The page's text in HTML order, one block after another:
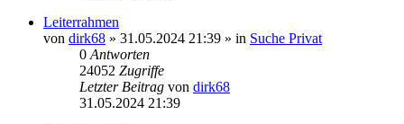
Leiterrahmen
von dirk68 » 31.05.2024 21:39 » in Suche Privat
0 Antworten
24052 Zugriffe
Letzter Beitrag von dirk68
31.05.2024 21:39